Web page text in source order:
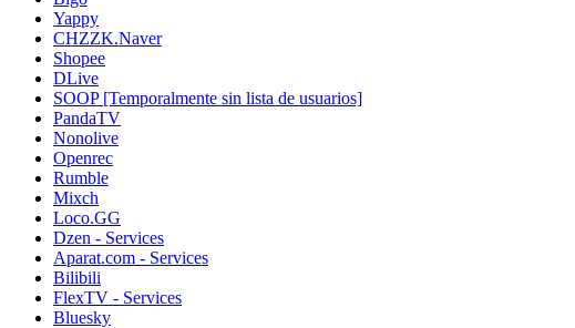
Yappy
CHZZK.Naver
Shopee
DLive
SOOP [Temporalmente sin lista de usuarios]
PandaTV
Nonolive
Openrec
Rumble
Mixch
Loco.GG
Dzen - Services
Aparat.com - Services
Bilibili
FlexTV - Services
Bluesky